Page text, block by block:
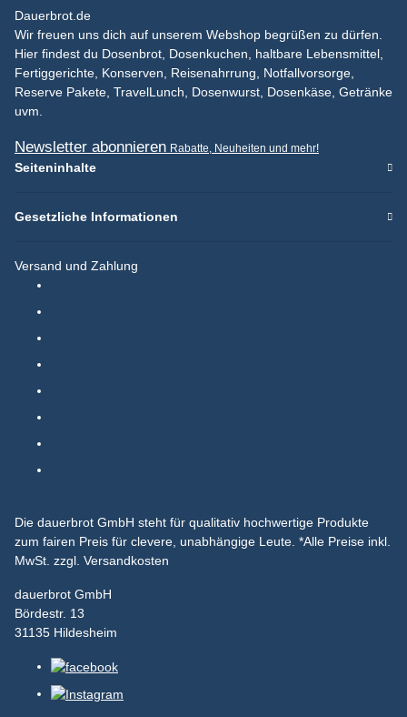
Dauerbrot.de
Wir freuen uns dich auf unserem Webshop begrüßen zu dürfen.
Hier findest du Dosenbrot, Dosenkuchen, haltbare Lebensmittel,
Fertiggerichte, Konserven, Reisenahrrung, Notfallvorsorge,
Reserve Pakete, TravelLunch, Dosenwurst, Dosenkäse, Getränke
uvm.
Newsletter abonnieren Rabatte, Neuheiten und mehr!
Seiteninhalte
Gesetzliche Informationen
Versand und Zahlung
Die dauerbrot GmbH steht für qualitativ hochwertige Produkte
zum fairen Preis für clevere, unabhängige Leute. *Alle Preise inkl.
MwSt. zzgl. Versandkosten
dauerbrot GmbH
Bördestr. 13
31135 Hildesheim